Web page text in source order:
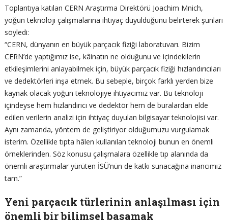
Toplantıya katılan CERN Araştırma Direktörü Joachim Mnich,
yoğun teknoloji çalışmalarına ihtiyaç duyulduğunu belirterek şunları
söyledi:
“CERN, dünyanın en büyük parçacık fiziği laboratuvarı. Bizim
CERN’de yaptığımız ise, kâinatın ne olduğunu ve içindekilerin
etkileşimlerini anlayabilmek için, büyük parçacık fiziği hızlandırıcıları
ve dedektörleri inşa etmek. Bu sebeple, birçok farklı yerden bize
kaynak olacak yoğun teknolojiye ihtiyacımız var. Bu teknoloji
içindeyse hem hızlandırıcı ve dedektör hem de buralardan elde
edilen verilerin analizi için ihtiyaç duyulan bilgisayar teknolojisi var.
Aynı zamanda, yöntem de geliştiriyor olduğumuzu vurgulamak
isterim. Özellikle tıpta hâlen kullanılan teknoloji bunun en önemli
örneklerinden. Söz konusu çalışmalara özellikle tıp alanında da
önemli araştırmalar yürüten İSÜ’nün de katkı sunacağına inancımız
tam.”
Yeni parçacık türlerinin anlaşılması için
önemli bir bilimsel basamak